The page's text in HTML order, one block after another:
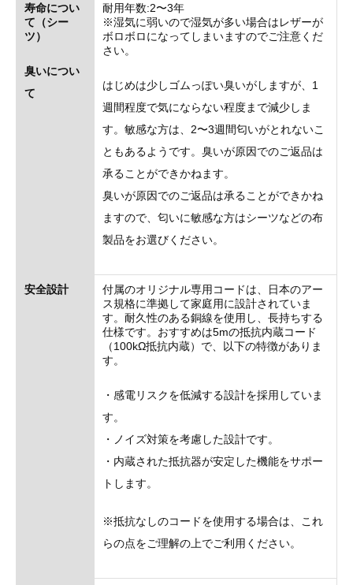
寿命につい
て（シー
ツ）
臭いについ
て
耐用年数:2〜3年
※湿気に弱いので湿気が多い場合はレザーが
ボロボロになってしまいますのでご注意くだ
さい。
はじめは少しゴムっぽい臭いがしますが、1
週間程度で気にならない程度まで減少しま
す。敏感な方は、2〜3週間匂いがとれないこ
ともあるようです。臭いが原因でのご返品は
承ることができかねます。
臭いが原因でのご返品は承ることができかね
ますので、匂いに敏感な方はシーツなどの布
製品をお選びください。
安全設計
付属のオリジナル専用コードは、日本のアー
ス規格に準拠して家庭用に設計されていま
す。耐久性のある銅線を使用し、長持ちする
仕様です。おすすめは5mの抵抗内蔵コード
（100kΩ抵抗内蔵）で、以下の特徴がありま
す。
・感電リスクを低減する設計を採用していま
す。
・ノイズ対策を考慮した設計です。
・内蔵された抵抗器が安定した機能をサポー
トします。
※抵抗なしのコードを使用する場合は、これ
らの点をご理解の上でご利用ください。